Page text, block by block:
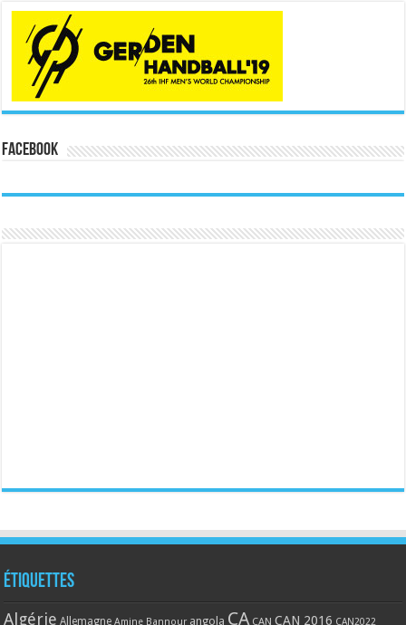
Facebook
Étiquettes
Algérie Allemagne Amine Bannour angola CA CAN CAN 2016 CAN2022